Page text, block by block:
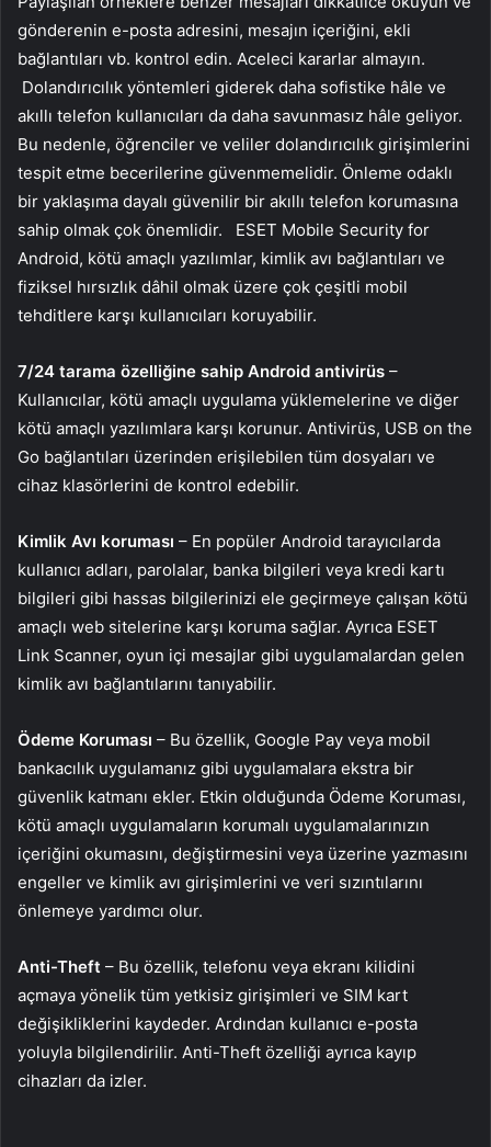
gönderenin e-posta adresini, mesajın içeriğini, ekli
bağlantıları vb. kontrol edin. Aceleci kararlar almayın.
Dolandırıcılık yöntemleri giderek daha sofistike hâle ve
akıllı telefon kullanıcıları da daha savunmasız hâle geliyor.
Bu nedenle, öğrenciler ve veliler dolandırıcılık girişimlerini
tespit etme becerilerine güvenmemelidir. Önleme odaklı
bir yaklaşıma dayalı güvenilir bir akıllı telefon korumasına
sahip olmak çok önemlidir. ESET Mobile Security for
Android, kötü amaçlı yazılımlar, kimlik avı bağlantıları ve
fiziksel hırsızlık dâhil olmak üzere çok çeşitli mobil
tehditlere karşı kullanıcıları koruyabilir.
7/24 tarama özelliğine sahip Android antivirüs –
Kullanıcılar, kötü amaçlı uygulama yüklemelerine ve diğer
kötü amaçlı yazılımlara karşı korunur. Antivirüs, USB on the
Go bağlantıları üzerinden erişilebilen tüm dosyaları ve
cihaz klasörlerini de kontrol edebilir.
Kimlik Avı koruması – En popüler Android tarayıcılarda
kullanıcı adları, parolalar, banka bilgileri veya kredi kartı
bilgileri gibi hassas bilgilerinizi ele geçirmeye çalışan kötü
amaçlı web sitelerine karşı koruma sağlar. Ayrıca ESET
Link Scanner, oyun içi mesajlar gibi uygulamalardan gelen
kimlik avı bağlantılarını tanıyabilir.
Ödeme Koruması – Bu özellik, Google Pay veya mobil
bankacılık uygulamanız gibi uygulamalara ekstra bir
güvenlik katmanı ekler. Etkin olduğunda Ödeme Koruması,
kötü amaçlı uygulamaların korumalı uygulamalarınızın
içeriğini okumasını, değiştirmesini veya üzerine yazmasını
engeller ve kimlik avı girişimlerini ve veri sızıntılarını
önlemeye yardımcı olur.
Anti-Theft – Bu özellik, telefonu veya ekranı kilidini
açmaya yönelik tüm yetkisiz girişimleri ve SIM kart
değişikliklerini kaydeder. Ardından kullanıcı e-posta
yoluyla bilgilendirilir. Anti-Theft özelliği ayrıca kayıp
cihazları da izler.